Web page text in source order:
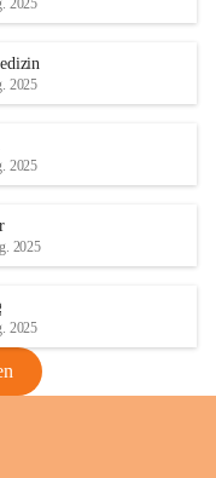
2025
2025
2025
2025
2025